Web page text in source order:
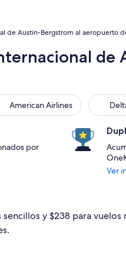
de Austin-Bergstrom al aeropuerto
de
American Airlines
Airlines Delta
por
Ver
y $238 para